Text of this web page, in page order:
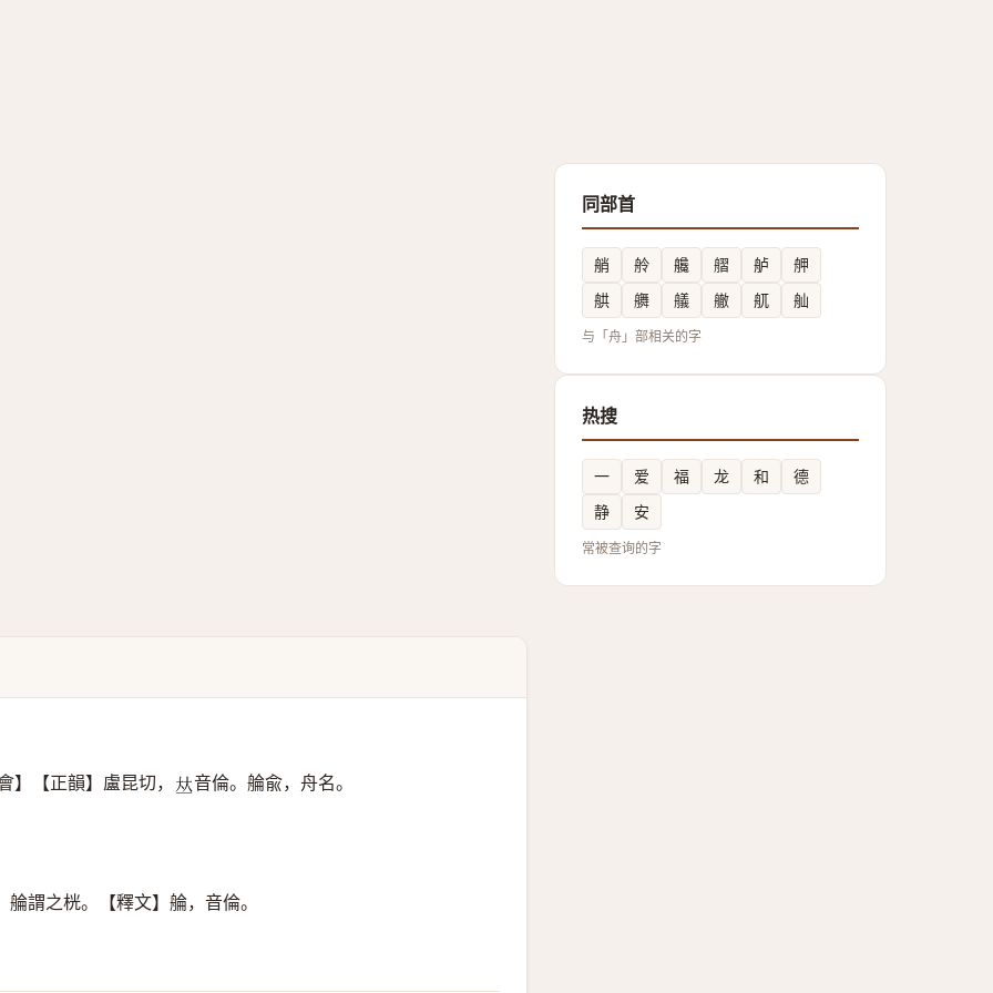
】【正韻】盧昆切， 𠀤音倫。䑳兪，舟名。
謂之桄。【釋文】䑳，音倫。
同部首
艄 舲 艬 䒁 舻
舺
舼
䒉 艤 䒆 䑢 舢
与「舟」部相关的字
热搜
一 爱 福 龙 和
德
静
安
常被查询的字